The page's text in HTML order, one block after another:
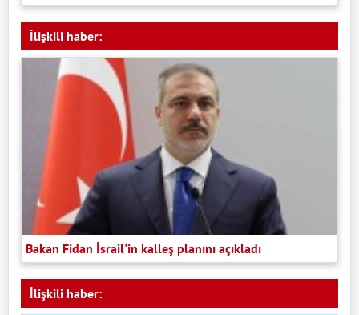
İlişkili haber:
Bakan Fidan İsrail'in kalleş planını açıkladı
İlişkili haber: